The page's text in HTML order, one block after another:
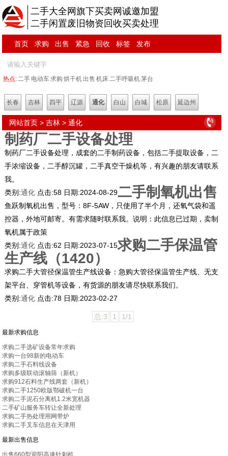
二手大全网旗下买卖网诚邀加盟
二手闲置废旧物资回收买卖处理
首页 求购 出售 紧急 回收 标签 发布
热点:二手 电动车求购 烘干机出售 机床二手呼吸机茅台
长春 吉林 四平 辽源 通化 白山 白城 松原 延边州
网站首页 >吉林 >通化
制药厂二手设备处理
制药厂二手设备处理，成套的二手制药设备，包括二手提取设备，二
手浓缩设备，二手醇沉罐，二手真空干燥机等，有兴趣的朋友请联系
我。
类别:通化 点击:58 日期:2024-08-29二手制氧机出售
鱼跃制氧机出售，型号：8F-5AW，只使用了半个月，还氧气袋和遥
控器，外地可邮寄。有需求随时联系我。说明：此信息已过期，卖制
氧机属于政策
类别:通化 点击:62 日期:2023-07-15求购二手保温管
生产线（1420）
求购二手大管径保温管生产线设备：急购大管径保温管生产线、无支
架平台、穿管机等设备，有货源的朋友请尽快联系我们。
类别:通化 点击:78 日期:2023-02-27
总:3 1 1/1
最新求购信息
求购二手选矿设备常年求购
求购一台98新的电动车
求购二手石料线设备
求购多级联动滚轴筛（新机）
求购912石料生产线两套（新机）
求购二手1250欧版鄂破机一台
求购二手泥石分离机1.2米宽机器
二手矿山服务车转让全新处理
求购二手热处理用网带炉
求购二手叉车信息在天津用
最新出售信息
出售660型迎阳高速针刺机